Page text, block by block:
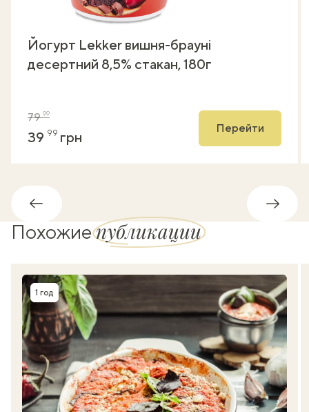
Йогурт Lekker вишня-брауні
десертний 8,5% стакан, 180г
7999
39 99 грн
Перейти
Обратно
Похожиепубликации
Время приготовления
1 год